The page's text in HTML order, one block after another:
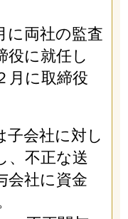
に両社の監査
役に就任し
月に取締役
子会社に対し
、不正な送
会社に資金